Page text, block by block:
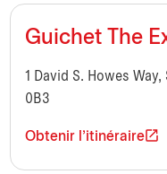
Guichet The
1 David S. Howes
0B3
Obtenir l'itinéraire